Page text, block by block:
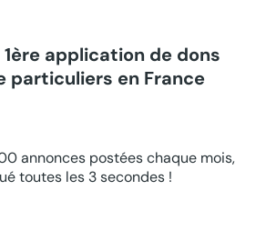
application de dons
particuliers en France
annonces postées chaque mois,
toutes les 3 secondes !